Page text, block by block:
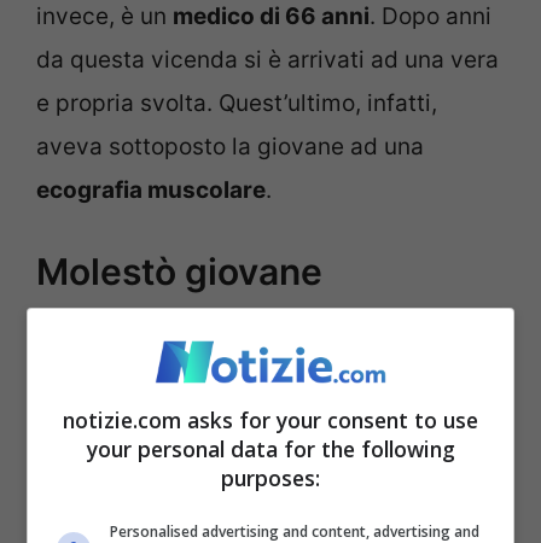
invece, è un medico di 66 anni. Dopo anni
da questa vicenda si è arrivati ad una vera
e propria svolta. Quest’ultimo, infatti,
aveva sottoposto la giovane ad una
ecografia muscolare.
Molestò giovane
calciatrice: otto mesi con
pena sospesa per il
medico
notizie.com asks for your consent to use
your personal data for the following
purposes:
Personalised advertising and content, advertising and